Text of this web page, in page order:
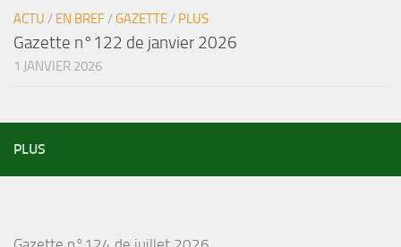
ACTU / EN BREF/GAZETTE/ PLUS
Gazette n°122 de janvier 2026
1 JANVIER 2026
PLUS